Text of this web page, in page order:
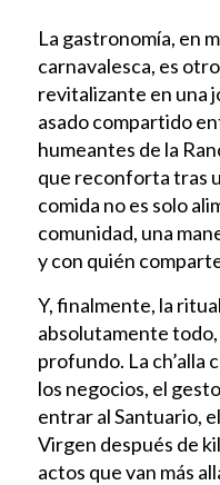
La gastronomía, en
carnavalesca, es
revitalizante en una
asado compartido
humeantes de la
que reconforta tras
comida no es solo
comunidad, una
y con quién
Y, finalmente, la
absolutamente
profundo. La ch’alla
los negocios, el
entrar al Santuario,
Virgen después de
actos que van más